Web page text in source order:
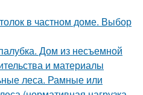
в частном доме. Выбор
Дом из несъемной
и материалы
леса. Рамные или